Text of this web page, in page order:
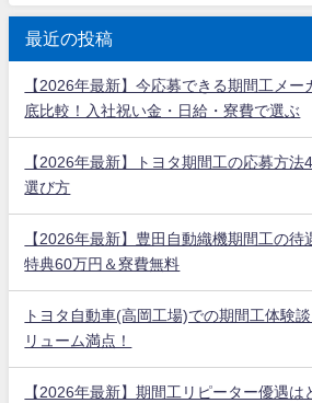
最近の投稿
【2026年最新】今応募できる期間工メ
底比較！入社祝い金・日給・寮費で選ぶ
【2026年最新】トヨタ期間工の応募方
選び方
【2026年最新】豊田自動織機期間工の待
特典60万円＆寮費無料
トヨタ自動車(高岡工場)での期間工体験
リューム満点！
【2026年最新】期間工リピーター優遇は